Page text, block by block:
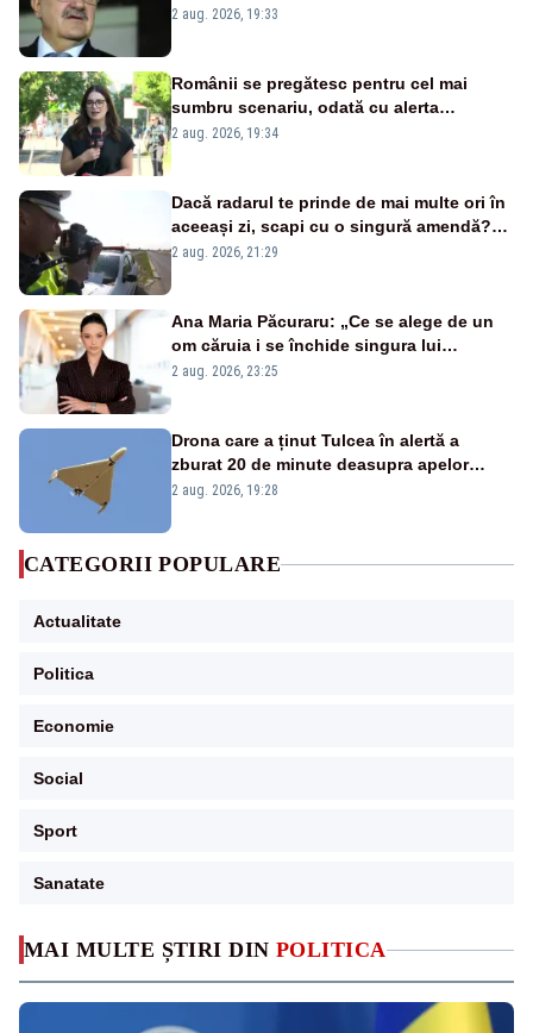
MAI MULTE ȘTIRI DIN POLITICA
țipă mai tare, ci pe proiecte”
2 aug. 2026, 19:33
Românii se pregătesc pentru cel mai
sumbru scenariu, odată cu alerta
energetică
2 aug. 2026, 19:34
Dacă radarul te prinde de mai multe ori în
aceeași zi, scapi cu o singură amendă?
Ce spune legea
2 aug. 2026, 21:29
Ana Maria Păcuraru: „Ce se alege de un
om căruia i se închide singura lui
portiță?”
2 aug. 2026, 23:25
Drona care a ținut Tulcea în alertă a
zburat 20 de minute deasupra apelor
României. Au fost ridicate două F-16
2 aug. 2026, 19:28
CATEGORII POPULARE
Actualitate
Politica
Economie
Social
Sport
Sanatate